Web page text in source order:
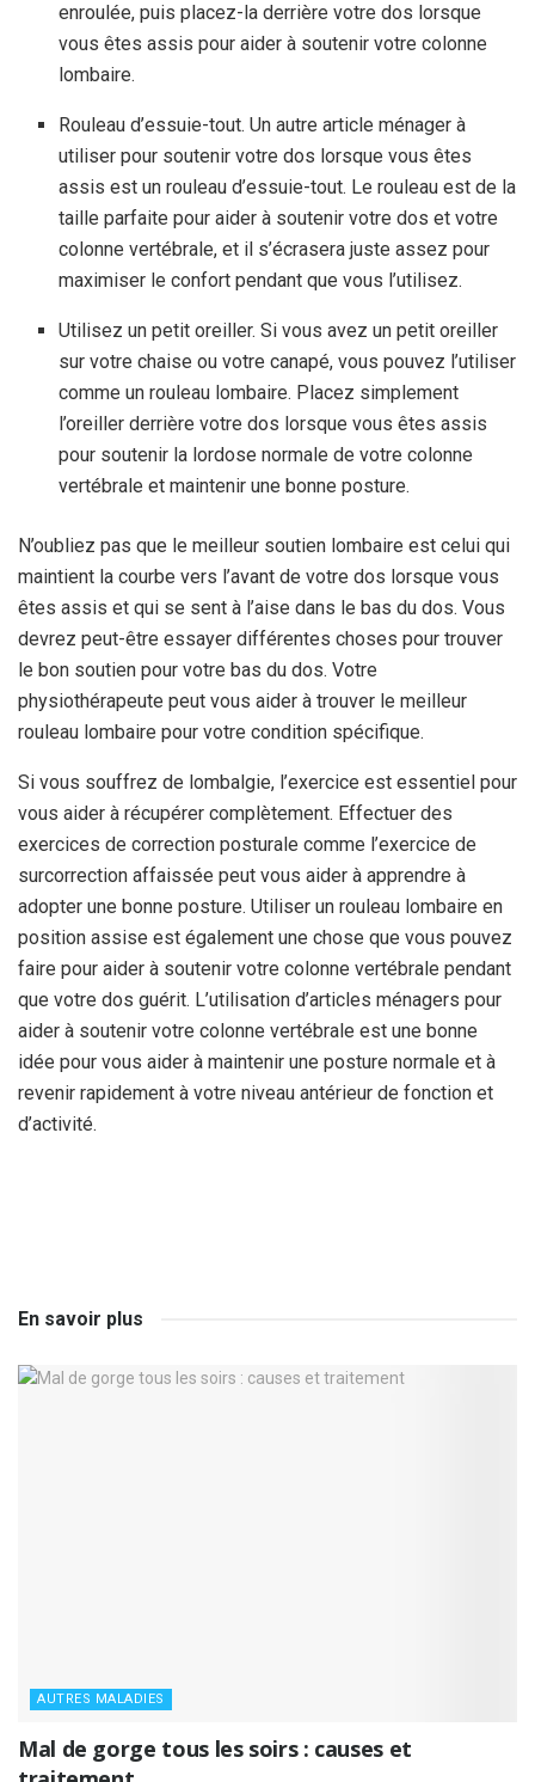
enroulée, puis placez-la derrière votre dos lorsque
vous êtes assis pour aider à soutenir votre colonne
lombaire.
Rouleau d’essuie-tout. Un autre article ménager à
utiliser pour soutenir votre dos lorsque vous êtes
assis est un rouleau d’essuie-tout. Le rouleau est de la
taille parfaite pour aider à soutenir votre dos et votre
colonne vertébrale, et il s’écrasera juste assez pour
maximiser le confort pendant que vous l’utilisez.
Utilisez un petit oreiller. Si vous avez un petit oreiller
sur votre chaise ou votre canapé, vous pouvez l’utiliser
comme un rouleau lombaire. Placez simplement
l’oreiller derrière votre dos lorsque vous êtes assis
pour soutenir la lordose normale de votre colonne
vertébrale et maintenir une bonne posture.
N’oubliez pas que le meilleur soutien lombaire est celui qui
maintient la courbe vers l’avant de votre dos lorsque vous
êtes assis et qui se sent à l’aise dans le bas du dos. Vous
devrez peut-être essayer différentes choses pour trouver
le bon soutien pour votre bas du dos. Votre
physiothérapeute peut vous aider à trouver le meilleur
rouleau lombaire pour votre condition spécifique.
Si vous souffrez de lombalgie, l’exercice est essentiel pour
vous aider à récupérer complètement. Effectuer des
exercices de correction posturale comme l’exercice de
surcorrection affaissée peut vous aider à apprendre à
adopter une bonne posture. Utiliser un rouleau lombaire en
position assise est également une chose que vous pouvez
faire pour aider à soutenir votre colonne vertébrale pendant
que votre dos guérit. L’utilisation d’articles ménagers pour
aider à soutenir votre colonne vertébrale est une bonne
idée pour vous aider à maintenir une posture normale et à
revenir rapidement à votre niveau antérieur de fonction et
d’activité.
En savoir plus
AUTRES MALADIES
Mal de gorge tous les soirs : causes et